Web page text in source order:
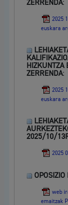
ZERRENDA:
2025
euskara
HIZKUNTZA
ZERRENDA:
2025
euskara
2025/10/
2025
web
emaitzak